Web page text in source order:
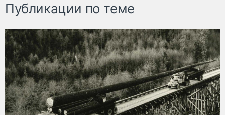
Публикации по теме